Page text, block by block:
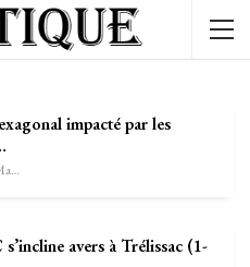
impacté par les
Sébastien-Étienne Marechal
avers à Trélissac (1-